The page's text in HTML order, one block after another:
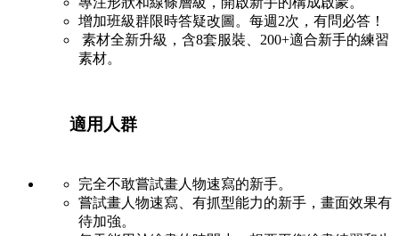
增加班級群限時答疑改圖。每週2次，有問必答！
素材全新升級，含8套服裝、200+適合新手的練習
素材。
適用人群
完全不敢嘗試畫人物速寫的新手。
嘗試畫人物速寫、有抓型能力的新手，畫面效果有
待加強。